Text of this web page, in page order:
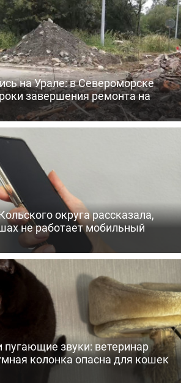
на Урале: в Североморске
завершения ремонта на
округа рассказала,
не работает мобильный
пугающие звуки: ветеринар
колонка опасна для кошек